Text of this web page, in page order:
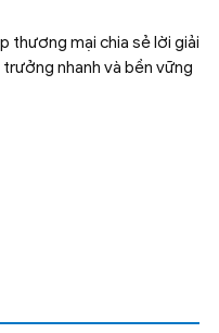
thương mại chia sẻ lời giải
nhanh và bền vững